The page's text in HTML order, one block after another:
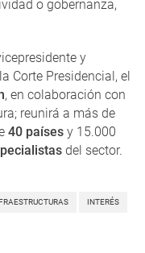
o gobernanza,
y
Corte Presidencial, el
, en colaboración con
reunirá a más de
40 países y 15.000
del sector.
INTERÉS